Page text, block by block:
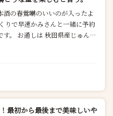
の春鶯囀のいいのが入ったよ
ゅん菜
ふ
乾杯したあ
最初から最後まで美味しいや